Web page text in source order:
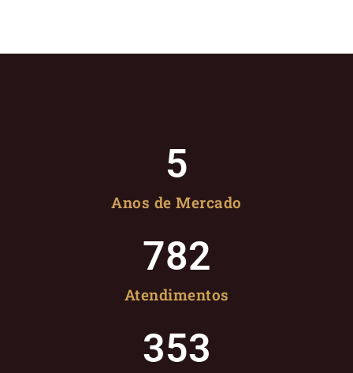
Anos de Mercado
5
Atendimentos
782
353